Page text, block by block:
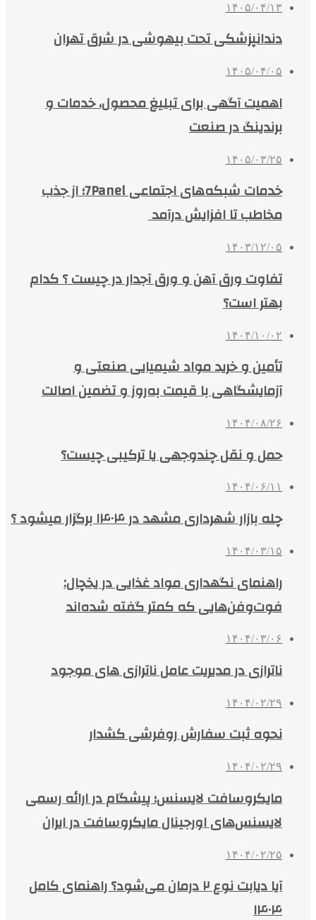
۱۴۰۵/۰۴/۱۳
دندانپزشکی تحت بیهوشی در شرق تهران
۱۴۰۵/۰۴/۰۵
اهمیت آگهی برای تبلیغ محصول، خدمات و
برندینگ در صنعت
۱۴۰۵/۰۳/۲۵
خدمات شبکه‌های اجتماعی 7Panel؛ از جذب
مخاطب تا افزایش درآمد
۱۴۰۳/۱۲/۰۵
تفاوت ورق آهن و ورق آجدار در چیست ؟ کدام
بهتر است؟
۱۴۰۴/۱۰/۰۲
تأمین و خرید مواد شیمیایی صنعتی و
آزمایشگاهی با قیمت به‌روز و تضمین اصالت
۱۴۰۴/۰۸/۲۶
حمل و نقل چندوجهی یا ترکیبی چیست؟
۱۴۰۴/۰۶/۱۱
چله بازار شهرداری مشهد در ۱۴۰۴ برگزار میشود ؟
۱۴۰۴/۰۳/۱۵
راهنمای نگهداری مواد غذایی در یخچال:
فوت‌وفن‌هایی که کمتر گفته شده‌اند
۱۴۰۴/۰۳/۰۶
ناترازی در مدیریت عامل ناترازی های موجود
۱۴۰۴/۰۲/۲۹
نحوه ثبت سفارش روفرشی کشدار
۱۴۰۴/۰۲/۲۹
مایکروسافت لایسنس؛ پیشگام در ارائه رسمی
لایسنس‌های اورجینال مایکروسافت در ایران
۱۴۰۴/۰۲/۲۵
آیا دیابت نوع ۲ درمان می‌شود؟ راهنمای کامل
۱۴۰۴